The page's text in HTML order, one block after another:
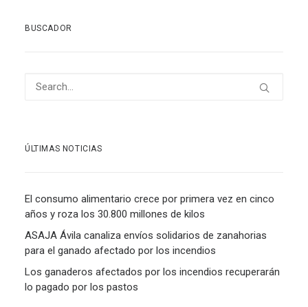
BUSCADOR
ÚLTIMAS NOTICIAS
El consumo alimentario crece por primera vez en cinco
años y roza los 30.800 millones de kilos
ASAJA Ávila canaliza envíos solidarios de zanahorias
para el ganado afectado por los incendios
Los ganaderos afectados por los incendios recuperarán
lo pagado por los pastos